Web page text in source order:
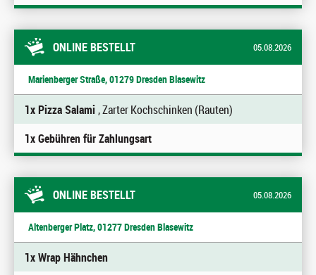
ONLINE BESTELLT 05.08.2026
Marienberger Straße, 01279 Dresden Blasewitz
1x Pizza Salami , Zarter Kochschinken (Rauten)
1x Gebühren für Zahlungsart
ONLINE BESTELLT 05.08.2026
Altenberger Platz, 01277 Dresden Blasewitz
1x Wrap Hähnchen